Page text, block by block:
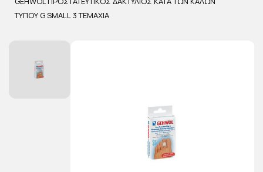
ΤΎΠΟΥ G SMALL 3 ΤΕΜΆΧΙΑ